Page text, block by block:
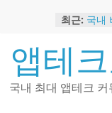
content
최근: 국내
트
2024
금 앱
해외
앱테
국내 최대 앱테크 커